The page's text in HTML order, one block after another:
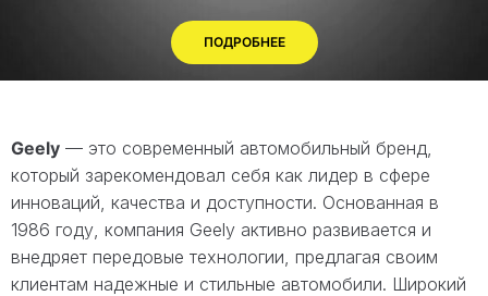
ПОДРОБНЕЕ
Geely — это современный автомобильный бренд,
который зарекомендовал себя как лидер в сфере
инноваций, качества и доступности. Основанная в
1986 году, компания Geely активно развивается и
внедряет передовые технологии, предлагая своим
клиентам надежные и стильные автомобили. Широкий